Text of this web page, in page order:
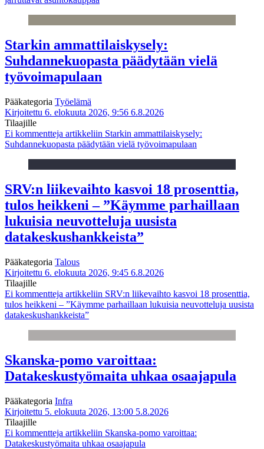
Starkin ammattilaiskysely:
Suhdannekuopasta päädytään vielä
työvoimapulaan
Pääkategoria Työelämä
Kirjoitettu 6. elokuuta 2026, 9:56 6.8.2026
Tilaajille
Ei kommentteja artikkeliin Starkin ammattilaiskysely:
Suhdannekuopasta päädytään vielä työvoimapulaan
SRV:n liikevaihto kasvoi 18 prosenttia,
tulos heikkeni – ”Käymme parhaillaan
lukuisia neuvotteluja uusista
datakeskushankkeista”
Pääkategoria Talous
Kirjoitettu 6. elokuuta 2026, 9:45 6.8.2026
Tilaajille
Ei kommentteja artikkeliin SRV:n liikevaihto kasvoi 18 prosenttia,
tulos heikkeni – ”Käymme parhaillaan lukuisia neuvotteluja uusista
datakeskushankkeista”
Skanska-pomo varoittaa:
Datakeskustyömaita uhkaa osaajapula
Pääkategoria Infra
Kirjoitettu 5. elokuuta 2026, 13:00 5.8.2026
Tilaajille
Ei kommentteja artikkeliin Skanska-pomo varoittaa:
Datakeskustyömaita uhkaa osaajapula